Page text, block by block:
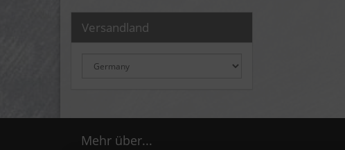
Versandland
Mehr über...